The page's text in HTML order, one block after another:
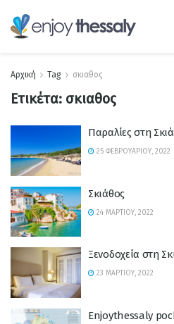
Αρχική Tag σκιαθος
Ετικέτα: σκιαθος
Παραλίες στη
25 ΦΕΒΡΟΥΑΡΊΟΥ, 2022
Σκιάθος
24 ΜΑΡΤΊΟΥ, 2022
Ξενοδοχεία στη
23 ΜΑΡΤΊΟΥ, 2022
Enjoythessaly